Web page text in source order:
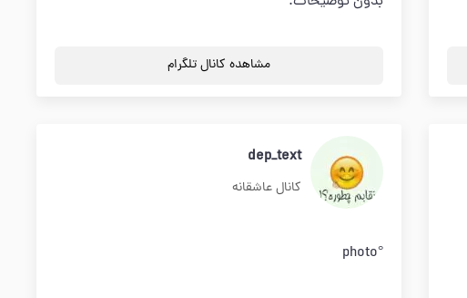
مشاهده کانال تلگرام
dep_text
کانال عاشقانه
°photo